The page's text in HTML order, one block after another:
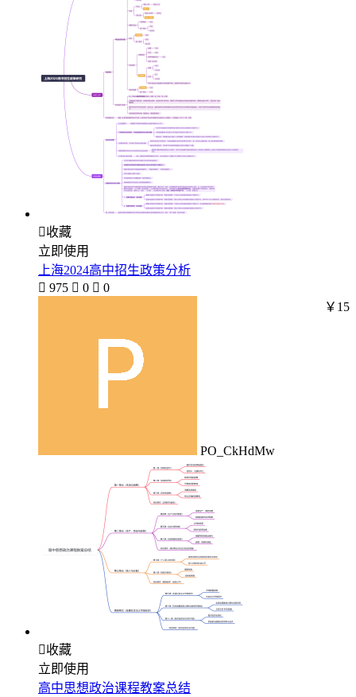
收藏
立即使用
上海2024高中招生政策分析
 975  0  0
PO_CkHdMw
￥15
收藏
立即使用
高中思想政治课程教案总结